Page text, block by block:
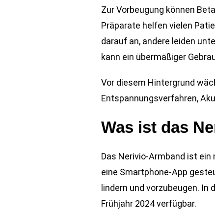
Zur Vorbeugung können
Präparate helfen vielen
darauf an, andere leiden
kann ein übermäßiger
Vor diesem Hintergrund
Entspannungsverfahren,
Was ist das
Das Nerivio-Armband ist ein
eine Smartphone-App
lindern und vorzubeugen.
Frühjahr 2024 verfügbar.